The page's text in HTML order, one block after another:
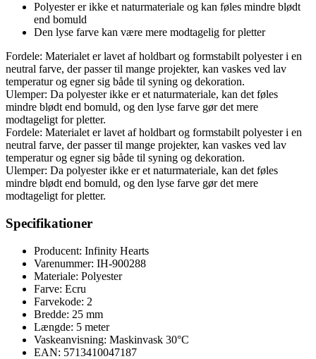
Polyester er ikke et naturmateriale og kan føles mindre blødt
end bomuld
Den lyse farve kan være mere modtagelig for pletter
Fordele: Materialet er lavet af holdbart og formstabilt polyester i en
neutral farve, der passer til mange projekter, kan vaskes ved lav
temperatur og egner sig både til syning og dekoration.
Ulemper: Da polyester ikke er et naturmateriale, kan det føles
mindre blødt end bomuld, og den lyse farve gør det mere
modtageligt for pletter.
Fordele: Materialet er lavet af holdbart og formstabilt polyester i en
neutral farve, der passer til mange projekter, kan vaskes ved lav
temperatur og egner sig både til syning og dekoration.
Ulemper: Da polyester ikke er et naturmateriale, kan det føles
mindre blødt end bomuld, og den lyse farve gør det mere
modtageligt for pletter.
Specifikationer
Producent: Infinity Hearts
Varenummer: IH-900288
Materiale: Polyester
Farve: Ecru
Farvekode: 2
Bredde: 25 mm
Længde: 5 meter
Vaskeanvisning: Maskinvask 30°C
EAN: 5713410047187